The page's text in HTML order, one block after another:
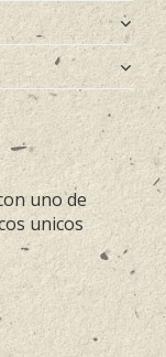
uno de
unicos